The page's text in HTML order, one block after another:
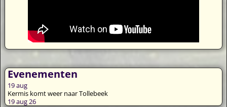
Evenementen
19aug
Kermis komt weer naar Tollebeek
19 aug 26